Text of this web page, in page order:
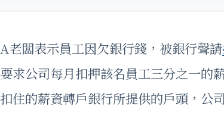
A老闆表示員工因欠銀行錢，被銀行聲請
要求公司每月扣押該名員工三分之一的
扣住的薪資轉戶銀行所提供的戶頭，公